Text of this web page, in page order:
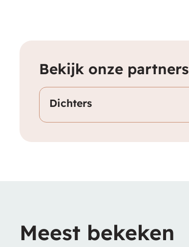
Bekijk onze partners
Dichters
Meest bekeken